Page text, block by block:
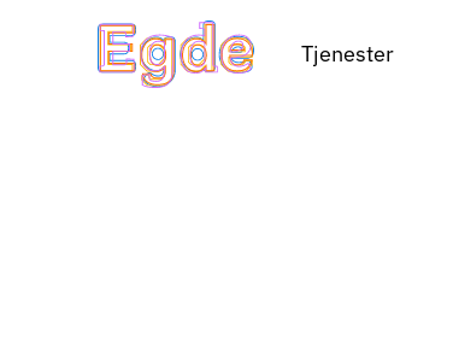
Skip to main content Tjenester